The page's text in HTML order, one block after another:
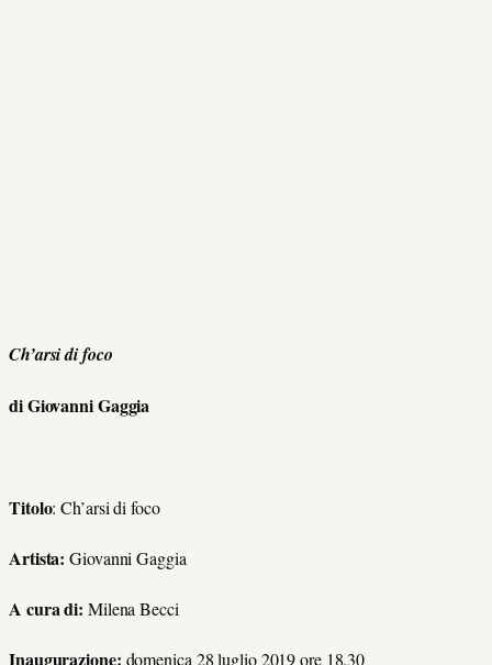
Ch’arsi di foco
diGiovanni Gaggia
Titolo: Ch’arsi di foco
Artista:Giovanni Gaggia
A cura di: Milena Becci
Inaugurazione: domenica 28 luglio 2019 ore 18.30